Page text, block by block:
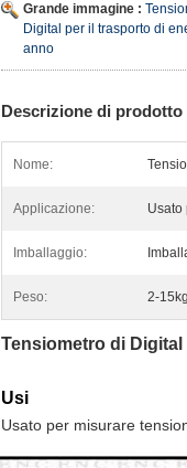
Grande immagine :
Digital per il trasporto di
anno
Descrizione di prodotto
Nome:
Applicazione: Usato
Imballaggio:
Peso: 2-15kg
Tensiometro di
Usi
Usato per misurare